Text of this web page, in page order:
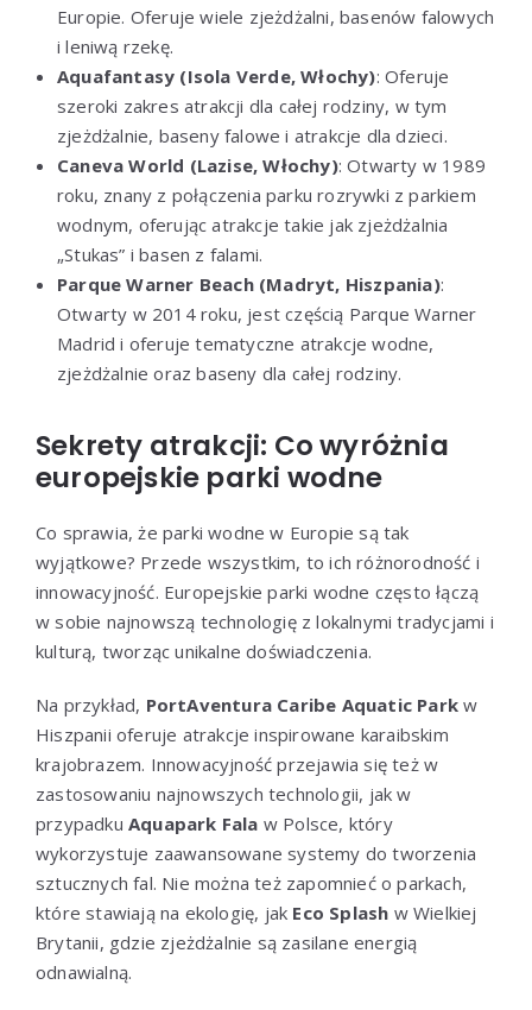
Europie. Oferuje wiele zjeżdżalni, basenów falowych
i leniwą rzekę.
Aquafantasy (Isola Verde, Włochy): Oferuje
szeroki zakres atrakcji dla całej rodziny, w tym
zjeżdżalnie, baseny falowe i atrakcje dla dzieci.
Caneva World (Lazise, Włochy): Otwarty w 1989
roku, znany z połączenia parku rozrywki z parkiem
wodnym, oferując atrakcje takie jak zjeżdżalnia
„Stukas” i basen z falami.
Parque Warner Beach (Madryt, Hiszpania):
Otwarty w 2014 roku, jest częścią Parque Warner
Madrid i oferuje tematyczne atrakcje wodne,
zjeżdżalnie oraz baseny dla całej rodziny.
Sekrety atrakcji: Co wyróżnia
europejskie parki wodne
Co sprawia, że parki wodne w Europie są tak
wyjątkowe? Przede wszystkim, to ich różnorodność i
innowacyjność. Europejskie parki wodne często łączą
w sobie najnowszą technologię z lokalnymi tradycjami i
kulturą, tworząc unikalne doświadczenia.
Na przykład, PortAventura Caribe Aquatic Park w
Hiszpanii oferuje atrakcje inspirowane karaibskim
krajobrazem. Innowacyjność przejawia się też w
zastosowaniu najnowszych technologii, jak w
przypadku Aquapark Fala w Polsce, który
wykorzystuje zaawansowane systemy do tworzenia
sztucznych fal. Nie można też zapomnieć o parkach,
które stawiają na ekologię, jak Eco Splash w Wielkiej
Brytanii, gdzie zjeżdżalnie są zasilane energią
odnawialną.